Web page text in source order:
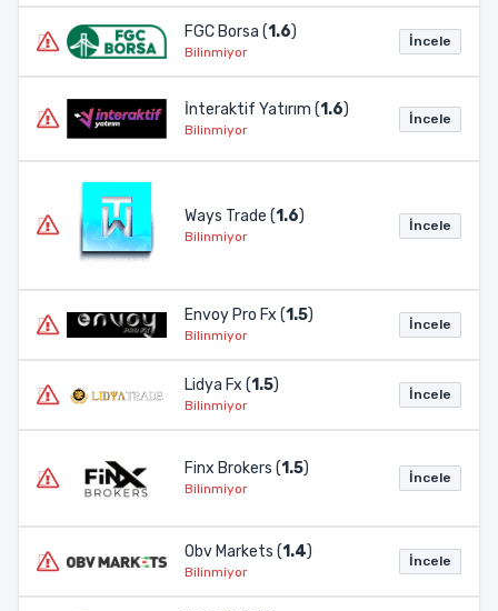
FGC Borsa (1.6)
Bilinmiyor
İncele
İnteraktif Yatırım (1.6)
Bilinmiyor
İncele
Ways Trade (1.6)
Bilinmiyor
İncele
Envoy Pro Fx (1.5)
Bilinmiyor
İncele
Lidya Fx (1.5)
Bilinmiyor
İncele
Finx Brokers (1.5)
Bilinmiyor
İncele
Obv Markets (1.4)
Bilinmiyor
İncele